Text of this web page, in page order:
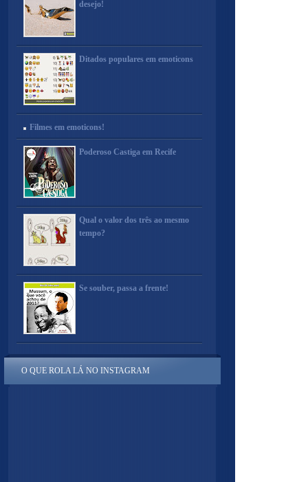
desejo!
Ditados populares em emoticons
Filmes em emoticons!
Poderoso Castiga em Recife
Qual o valor dos três ao mesmo
tempo?
Se souber, passa a frente!
O QUE ROLA LÁ NO INSTAGRAM